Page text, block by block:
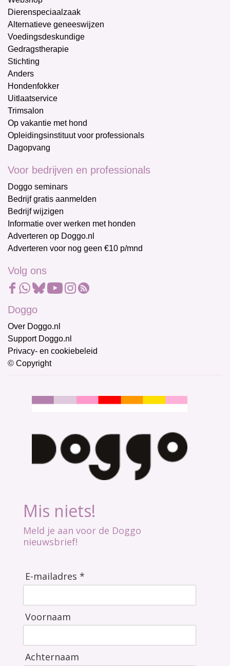
Dierenspeciaalzaak
Alternatieve geneeswijzen
Voedingsdeskundige
Gedragstherapie
Stichting
Anders
Hondenfokker
Uitlaatservice
Trimsalon
Op vakantie met hond
Opleidingsinstituut voor professionals
Dagopvang
Voor bedrijven en professionals
Doggo seminars
Bedrijf gratis aanmelden
Bedrijf wijzigen
Informatie over werken met honden
Adverteren op Doggo.nl
Adverteren voor nog geen €10 p/mnd
Volg ons
Doggo
Over Doggo.nl
Support Doggo.nl
Privacy- en cookiebeleid
© Copyright
Mis niets!
Meld je aan voor de Doggo
nieuwsbrief!
E-mailadres *
Voornaam
Achternaam